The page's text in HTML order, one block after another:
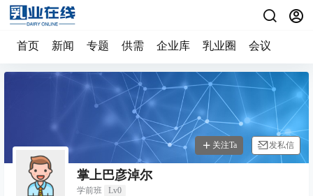
首页 新闻 专题 供需 企业库 乳业圈 会议
掌上巴彦淖尔
学前班 Lv0
关注Ta 发私信